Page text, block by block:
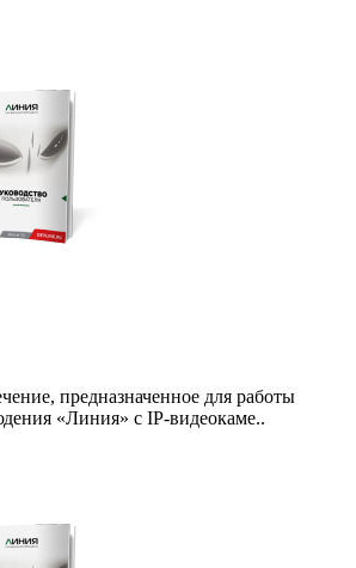
предназначенное для работы
«Линия» с IP-видеокаме..